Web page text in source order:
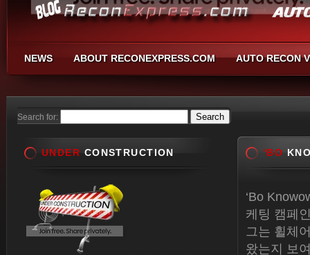
NEWS ABOUT RECONEXPRESS.COM AUTO RECON
Search for:
‘BO
‘Bo
케팅 캠페
그는 휠체
왔는지 보
UNDER CONSTRUCTION